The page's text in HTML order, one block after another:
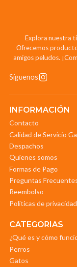
Explora nuestra
Ofrecemos
amigos peludos.
Síguenos
INFORMACIÓN
Contacto
Calidad de Servicio
Despachos
Quienes somos
Formas de Pago
Preguntas
Reembolso
Politicas de privacidad
CATEGORIAS
¿Qué es y cómo
Perros
Gatos